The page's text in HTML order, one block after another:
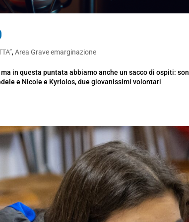
,Area Grave emarginazione
in questa puntata abbiamo anche un sacco di ospiti:
e Nicole e Kyriolos, due giovanissimi volontari